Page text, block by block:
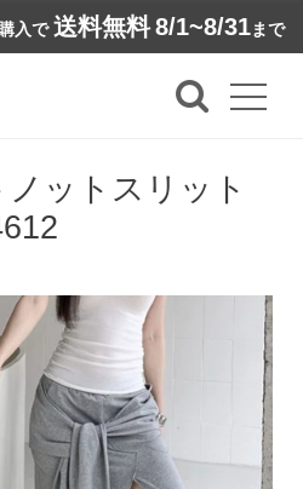
入で 送料無料8/1~8/31まで
ットスリット